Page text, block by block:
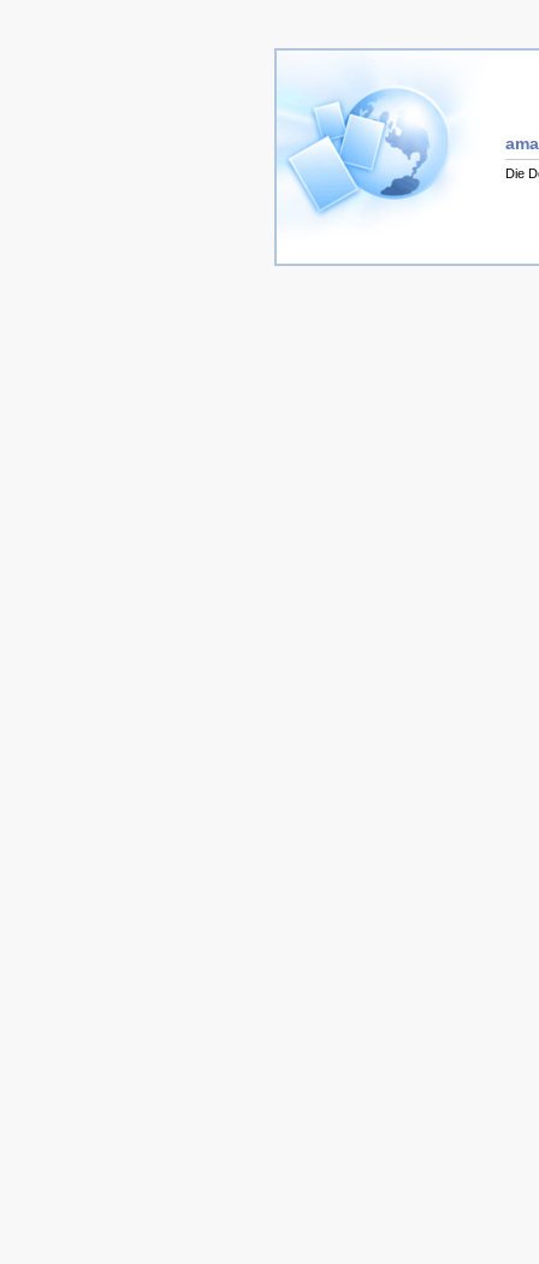
Die